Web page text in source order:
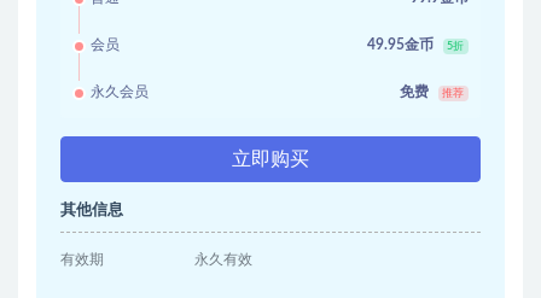
会员 49.95金币 5折
永久会员 免费 推荐
立即购买
其他信息
有效期 永久有效